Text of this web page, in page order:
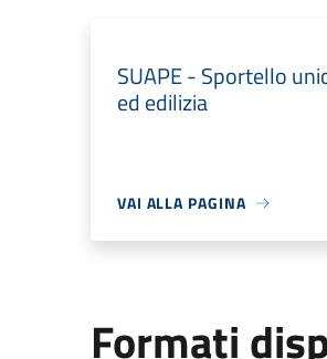
SUAPE - Sportello
ed edilizia
VAI ALLA PAGINA
Formati